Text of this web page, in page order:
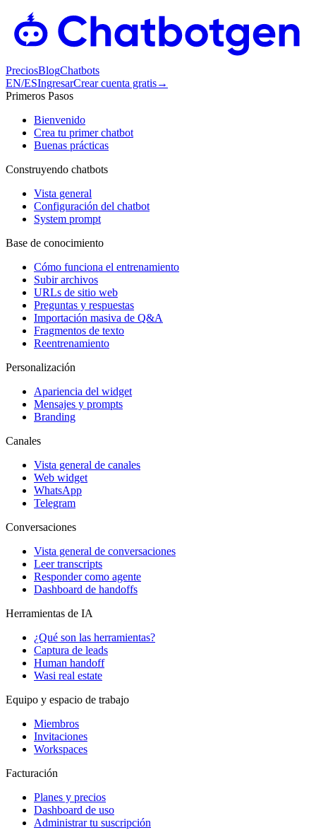
PreciosBlogChatbots
EN/ESIngresarCrear cuenta gratis→
Primeros Pasos
Bienvenido
Crea tu primer chatbot
Buenas prácticas
Construyendo chatbots
Vista general
Configuración del chatbot
System prompt
Base de conocimiento
Cómo funciona el entrenamiento
Subir archivos
URLs de sitio web
Preguntas y respuestas
Importación masiva de Q&A
Fragmentos de texto
Reentrenamiento
Personalización
Apariencia del widget
Mensajes y prompts
Branding
Canales
Vista general de canales
Web widget
WhatsApp
Telegram
Conversaciones
Vista general de conversaciones
Leer transcripts
Responder como agente
Dashboard de handoffs
Herramientas de IA
¿Qué son las herramientas?
Captura de leads
Human handoff
Wasi real estate
Equipo y espacio de trabajo
Miembros
Invitaciones
Workspaces
Facturación
Planes y precios
Dashboard de uso
Administrar tu suscripción